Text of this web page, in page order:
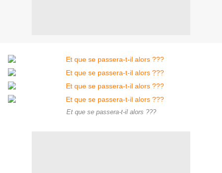
Et que se passera-t-il alors ???